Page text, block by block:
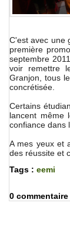
C'est avec une
première
septembre
voir remettre
Granjon, tous
concrétisée.
Certains
lancent même
confiance dans
A mes yeux et
des réussite et
Tags : eemi
0 commentaire